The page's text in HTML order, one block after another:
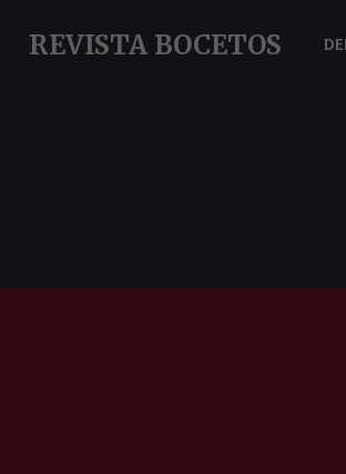
REVISTA BOCETOS